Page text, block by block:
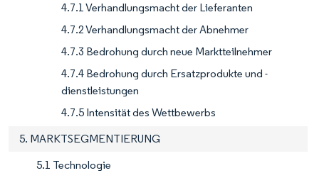
4.7.1 Verhandlungsmacht der Lieferanten
4.7.2 Verhandlungsmacht der Abnehmer
4.7.3 Bedrohung durch neue Marktteilnehmer
4.7.4 Bedrohung durch Ersatzprodukte und -
dienstleistungen
4.7.5 Intensität des Wettbewerbs
5. MARKTSEGMENTIERUNG
5.1 Technologie